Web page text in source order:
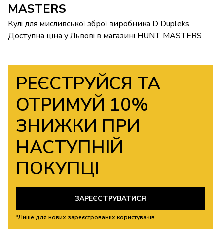
MASTERS
Кулі для мисливської зброї виробника D Dupleks.
Доступна ціна у Львові в магазині HUNT MASTERS
РЕЄСТРУЙСЯ ТА
ОТРИМУЙ 10%
ЗНИЖКИ ПРИ
НАСТУПНІЙ
ПОКУПЦІ
ЗАРЕЄСТРУВАТИСЯ
*Лише для нових зареєстрованих користувачів